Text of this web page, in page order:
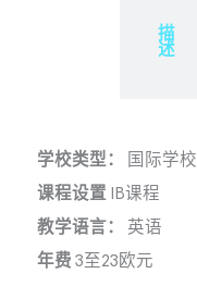
描
述
学校类型： 国际学校
课程设置 IB课程
教学语言： 英语
年费 3至23欧元